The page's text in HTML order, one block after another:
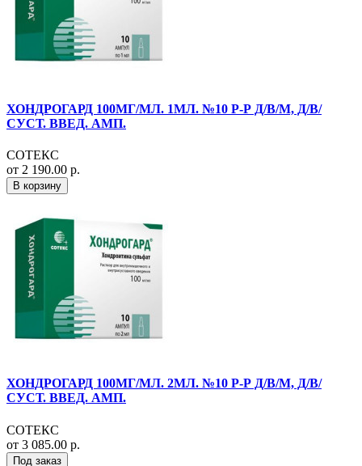
ХОНДРОГАРД 100МГ/МЛ. 1МЛ. №10 Р-Р Д/В/М, Д/В/
СУСТ. ВВЕД. АМП.
СОТЕКС
от 2 190.00 р.
В корзину
ХОНДРОГАРД 100МГ/МЛ. 2МЛ. №10 Р-Р Д/В/М, Д/В/
СУСТ. ВВЕД. АМП.
СОТЕКС
от 3 085.00 р.
Под заказ